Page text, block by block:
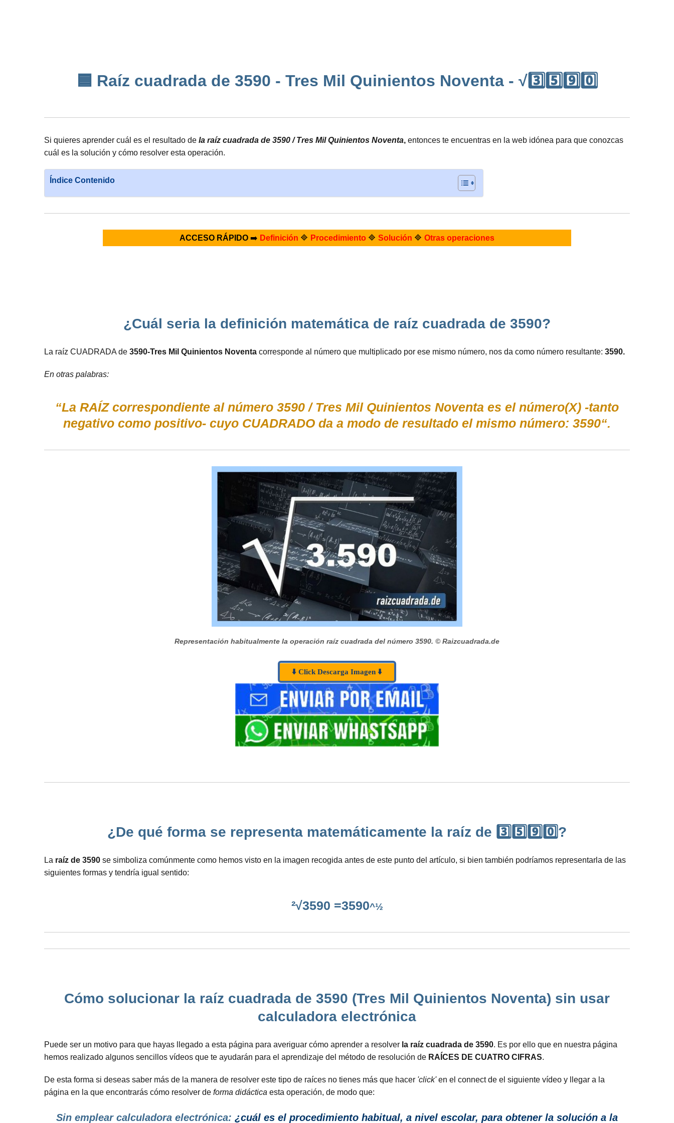
🟦 Raíz cuadrada de 3590 - Tres Mil Quinientos Noventa - √3️⃣5️⃣9️⃣0️⃣
Si quieres aprender cuál es el resultado de la raíz cuadrada de 3590 / Tres Mil Quinientos Noventa, entonces te encuentras en la web idónea para que conozcas
cuál es la solución y cómo resolver esta operación.
Índice Contenido
ACCESO RÁPIDO➡️ Definición 🔷 Procedimiento🔷 Solución 🔷 Otras operaciones
¿Cuál seria la definición matemática de raíz cuadrada de 3590?
La raíz CUADRADA de 3590-Tres Mil Quinientos Noventa corresponde al número que multiplicado por ese mismo número, nos da como número resultante: 3590.
En otras palabras:
“La RAÍZ correspondiente al número 3590 / Tres Mil Quinientos Noventa es el número(X) -tanto
negativo como positivo- cuyo CUADRADO da a modo de resultado el mismo número: 3590“.
Representación habitualmente la operación raíz cuadrada del número 3590. © Raizcuadrada.de
⬇️ Click Descarga Imagen ⬇️
¿De qué forma se representa matemáticamente la raíz de 3️⃣5️⃣9️⃣0️⃣?
La raíz de 3590 se simboliza comúnmente como hemos visto en la imagen recogida antes de este punto del artículo, si bien también podríamos representarla de las
siguientes formas y tendría igual sentido:
²√3590 =3590^½
Cómo solucionar la raíz cuadrada de 3590 (Tres Mil Quinientos Noventa) sin usar
calculadora electrónica
Puede ser un motivo para que hayas llegado a esta página para averiguar cómo aprender a resolver la raíz cuadrada de 3590. Es por ello que en nuestra página
hemos realizado algunos sencillos vídeos que te ayudarán para el aprendizaje del método de resolución de RAÍCES DE CUATRO CIFRAS.
De esta forma si deseas saber más de la manera de resolver este tipo de raíces no tienes más que hacer 'click'en el connect de el siguiente vídeo y llegar a la
página en la que encontrarás cómo resolver de forma didáctica esta operación, de modo que:
Sin emplear calculadora electrónica: ¿cuál es el procedimiento habitual, a nivel escolar, para obtener la solución a la